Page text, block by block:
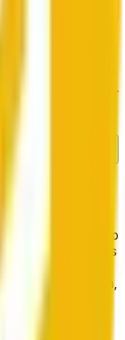
?
ET » est un
Le volume de
que la
pour aider à définir
7, 6:05PM-
le prix de Bnb
to Beat »
ET. Achetez « Up
« Down » si vous
et cliquez sur
à la résolution,
les parts
5 minutes, la